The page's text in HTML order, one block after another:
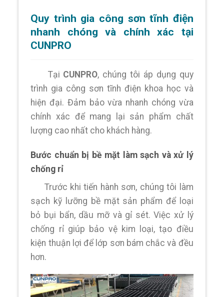
Quy trình gia công sơn tĩnh điện
nhanh chóng và chính xác tại
CUNPRO
Tại CUNPRO, chúng tôi áp dụng quy
trình gia công sơn tĩnh điện khoa học và
hiện đại. Đảm bảo vừa nhanh chóng vừa
chính xác để mang lại sản phẩm chất
lượng cao nhất cho khách hàng.
Bước chuẩn bị bề mặt làm sạch và xử lý
chống rỉ
Trước khi tiến hành sơn, chúng tôi làm
sạch kỹ lưỡng bề mặt sản phẩm để loại
bỏ bụi bẩn, dầu mỡ và gỉ sét. Việc xử lý
chống rỉ giúp bảo vệ kim loại, tạo điều
kiện thuận lợi để lớp sơn bám chắc và đều
hơn.